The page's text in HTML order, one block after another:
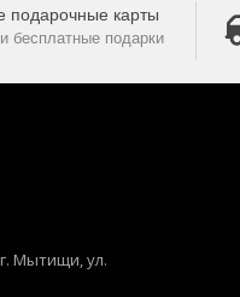
подарочные карты
бесплатные подарки
Мытищи,ул.